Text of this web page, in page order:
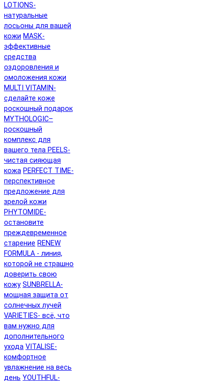
LOTIONS-
натуральные
лосьоны для вашей
кожи MASK-
эффективные
средства
оздоровления и
омоложения кожи
MULTI VITAMIN-
сделайте коже
роскошный подарок
MYTHOLOGIC–
роскошный
комплекс для
вашего тела PEELS-
чистая сияющая
кожа PERFECT TIME-
перспективное
предложение для
зрелой кожи
PHYTOMIDE-
остановите
преждевременное
старение RENEW
FORMULA - линия,
которой не страшно
доверить свою
кожу SUNBRELLA-
мощная защита от
солнечных лучей
VARIETIES- всё, что
вам нужно для
дополнительного
ухода VITALISE-
комфортное
увлажнение на весь
день YOUTHFUL-